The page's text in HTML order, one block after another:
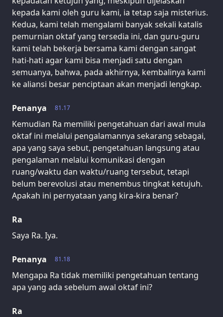
kepada kami oleh guru kami, ia tetap saja misterius.
Kedua, kami telah mengalami banyak sekali katalis
pemurnian oktaf yang tersedia ini, dan guru-guru
kami telah bekerja bersama kami dengan sangat
hati-hati agar kami bisa menjadi satu dengan
semuanya, bahwa, pada akhirnya, kembalinya kami
ke aliansi besar penciptaan akan menjadi lengkap.
81.17
Penanya
Kemudian Ra memiliki pengetahuan dari awal mula
oktaf ini melalui pengalamannya sekarang sebagai,
apa yang saya sebut, pengetahuan langsung atau
pengalaman melalui komunikasi dengan
ruang/waktu dan waktu/ruang tersebut, tetapi
belum berevolusi atau menembus tingkat ketujuh.
Apakah ini pernyataan yang kira-kira benar?
Ra
Saya Ra. Iya.
81.18
Penanya
Mengapa Ra tidak memiliki pengetahuan tentang
apa yang ada sebelum awal oktaf ini?
Ra